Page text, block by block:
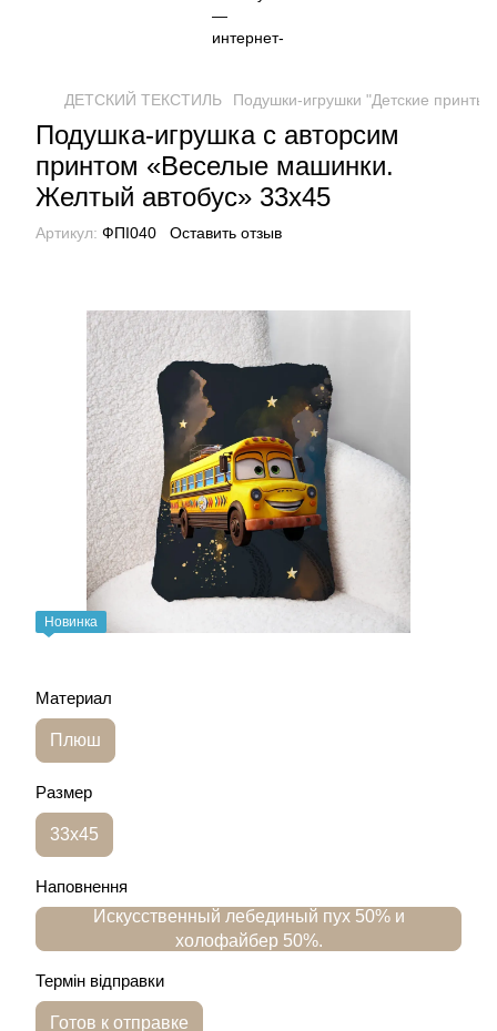
ДЕТСКИЙ ТЕКСТИЛЬ Подушки-игрушки "Детские принты"
Подушка-игрушка с авторсим
принтом «Веселые машинки.
Желтый автобус» 33х45
Артикул: ФПІ040 Оставить отзыв
Новинка
Материал
Плюш
Размер
33х45
Наповнення
Искусственный лебединый пух 50% и
холофайбер 50%.
Термін відправки
Готов к отправке